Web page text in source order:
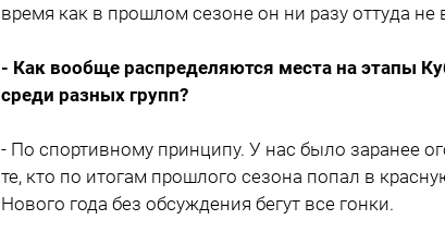
время как в прошлом сезоне он ни разу оттуда не
- Как вообще распределяются места на этапы
среди разных групп?
- По спортивному принципу. У нас было заранее
те, кто по итогам прошлого сезона попал в
Нового года без обсуждения бегут все гонки.